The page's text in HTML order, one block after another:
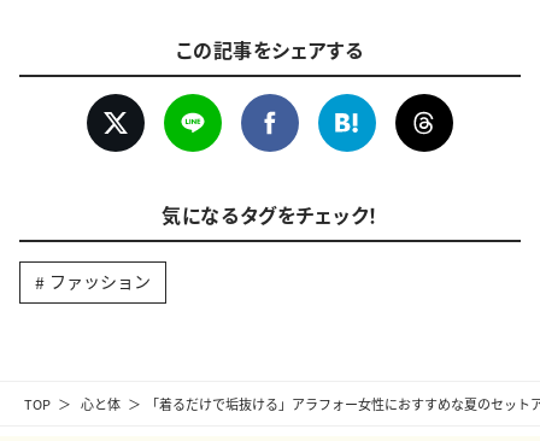
TOP 心と体 「着るだけで垢抜ける」アラフォー女性におすすめな夏のセッ
この記事をシェアする
気になるタグをチェック！
ファッション